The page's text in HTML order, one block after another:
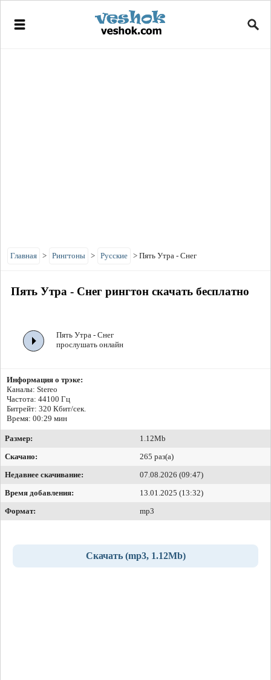
Главная > Рингтоны > Русские > Пять Утра - Снег
Пять Утра - Снег рингтон скачать бесплатно
Пять Утра - Снег
прослушать онлайн
Информация о трэке:
Каналы: Stereo
Частота: 44100 Гц
Битрейт: 320 Кбит/сек.
Время: 00:29 мин
Размер:
1.12Mb
Скачано:
265 раз(а)
Недавнее скачивание:
07.08.2026 (09:47)
Время добавления:
13.01.2025 (13:32)
Формат:
mp3
Скачать (mp3, 1.12Mb)